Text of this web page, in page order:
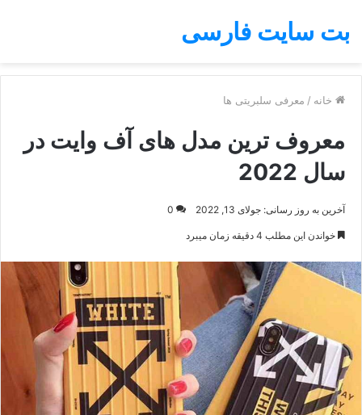
بت سایت فارسی
خانه / معرفی سلبریتی ها
معروف ترین مدل های آف وایت در
سال 2022
آخرین به روز رسانی: جولای 13, 2022 0
خواندن این مطلب 4 دقیقه زمان میبرد